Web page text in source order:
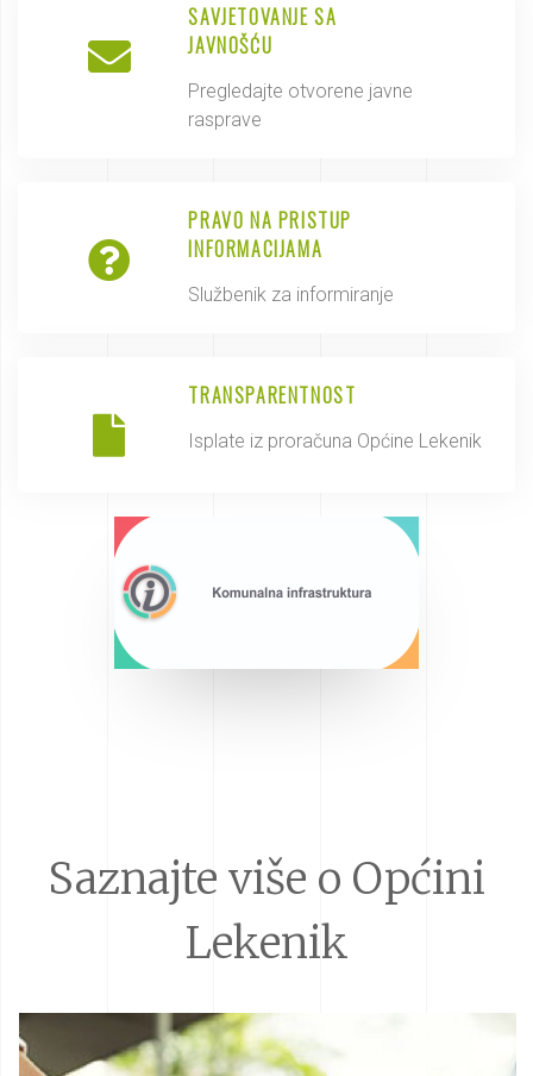
SAVJETOVANJE SA
JAVNOŠĆU
Pregledajte otvorene javne
rasprave
PRAVO NA PRISTUP
INFORMACIJAMA
Službenik za informiranje
TRANSPARENTNOST
Isplate iz proračuna Općine Lekenik
Saznajte više o Općini
Lekenik